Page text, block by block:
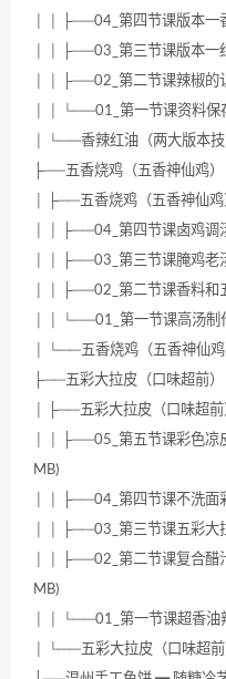
│ │ ├──04_第四节课版本一
│ │ ├──03_第三节课版本一
│ │ ├──02_第二节课辣椒的
│ │ └──01_第一节课资料保
│ └──香辣红油（两大版本
├──五香烧鸡（五香神仙鸡
│ ├──五香烧鸡（五香神仙
│ │ ├──04_第四节课卤鸡调
│ │ ├──03_第三节课腌鸡老
│ │ ├──02_第二节课香料和
│ │ └──01_第一节课高汤制
│ └──五香烧鸡（五香神仙鸡
├──五彩大拉皮（口味超前
│ ├──五彩大拉皮（口味超
│ │ ├──05_第五节课彩色凉
MB)
│ │ ├──04_第四节课不洗面
│ │ ├──03_第三节课五彩大
│ │ ├──02_第二节课复合醋
MB)
│ │ └──01_第一节课超香油
│ └──五彩大拉皮（口味超